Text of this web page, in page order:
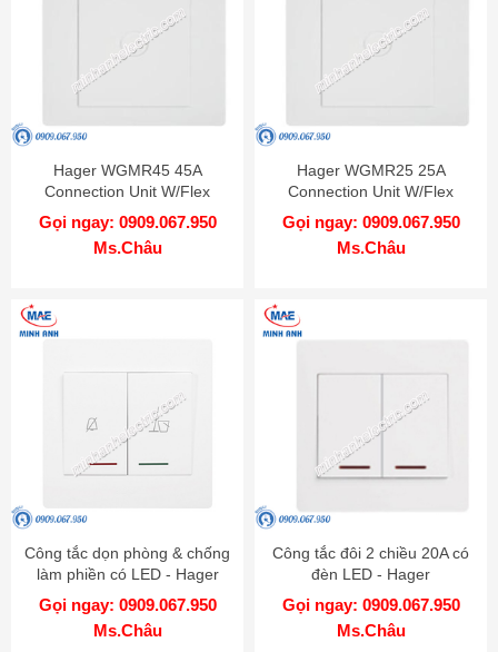
Hager WGMR45 45A
Connection Unit W/Flex
Outlet
Gọi ngay: 0909.067.950
Ms.Châu
Hager WGMR25 25A
Connection Unit W/Flex
Outlet
Gọi ngay: 0909.067.950
Ms.Châu
Công tắc dọn phòng & chống
làm phiền có LED - Hager
WGMHDC
Gọi ngay: 0909.067.950
Ms.Châu
Công tắc đôi 2 chiều 20A có
đèn LED - Hager
WGML2D2N
Gọi ngay: 0909.067.950
Ms.Châu